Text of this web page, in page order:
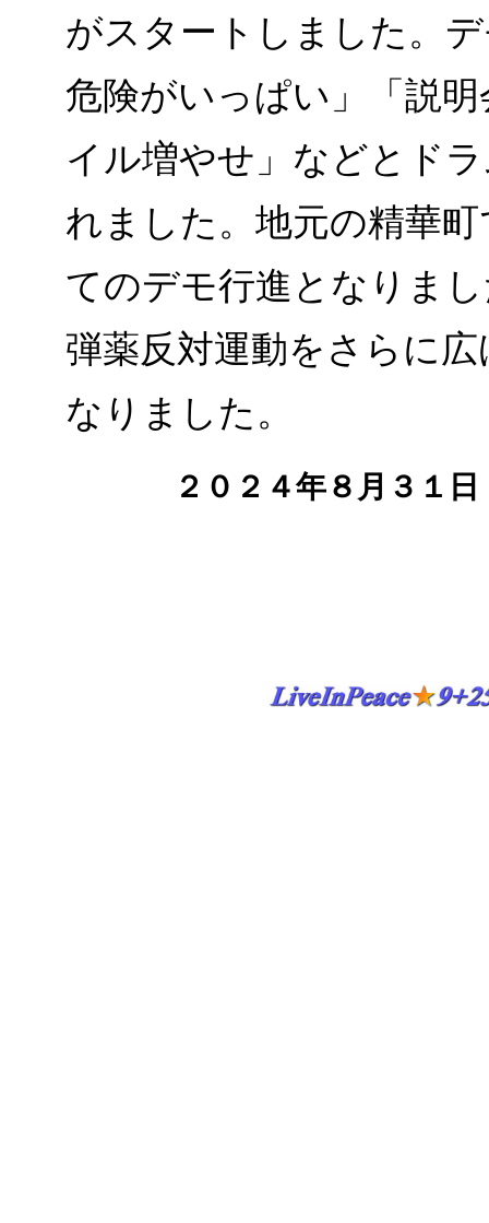
がスタートしました。
危険がいっぱい」「説
イル増やせ」などとド
れました。地元の精華
てのデモ行進となりま
弾薬反対運動をさらに
なりました。
２０２４年８月３